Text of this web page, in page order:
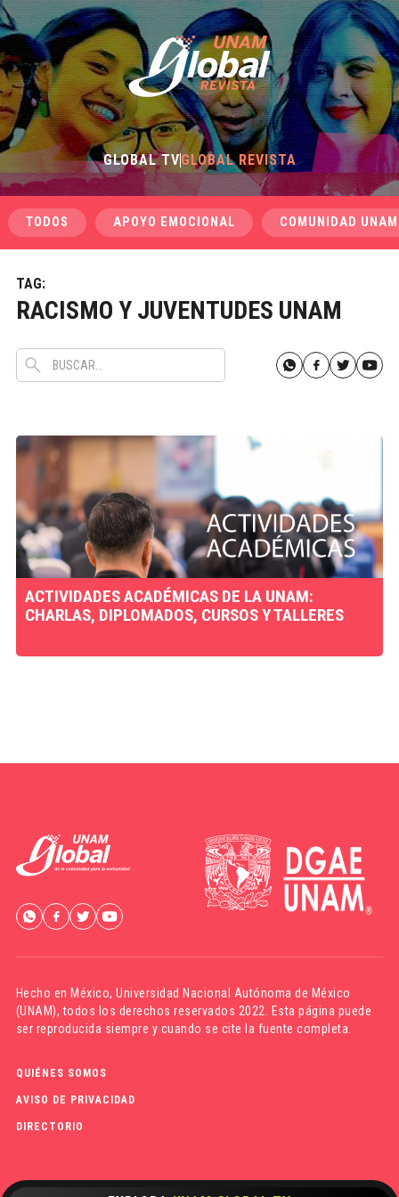
GLOBAL TVGLOBAL REVISTA
TODOS APOYO EMOCIONAL COMUNIDAD UNAM
TAG:
RACISMO Y JUVENTUDES UNAM
ACTIVIDADES ACADÉMICAS DE LA UNAM:
CHARLAS, DIPLOMADOS, CURSOS Y TALLERES
Hecho en México,Universidad Nacional Autónoma de México
(UNAM), todos los derechos reservados 2022. Esta página puede
ser reproducida siempre y cuando se cite la fuente completa.
QUIÉNES SOMOS
AVISO DE PRIVACIDAD
DIRECTORIO